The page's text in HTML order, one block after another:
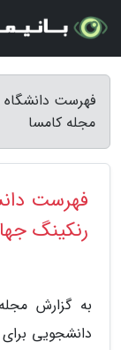
فهرست
مجله کامسا
فهرست
رنکینگ
به گزارش
دانشجویی